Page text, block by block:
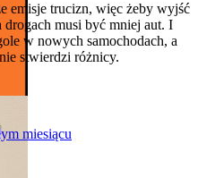
emisje trucizn, więc żeby wyjść
musi być mniej aut. I
w nowych samochodach, a
stwierdzi różnicy.
miesiącu